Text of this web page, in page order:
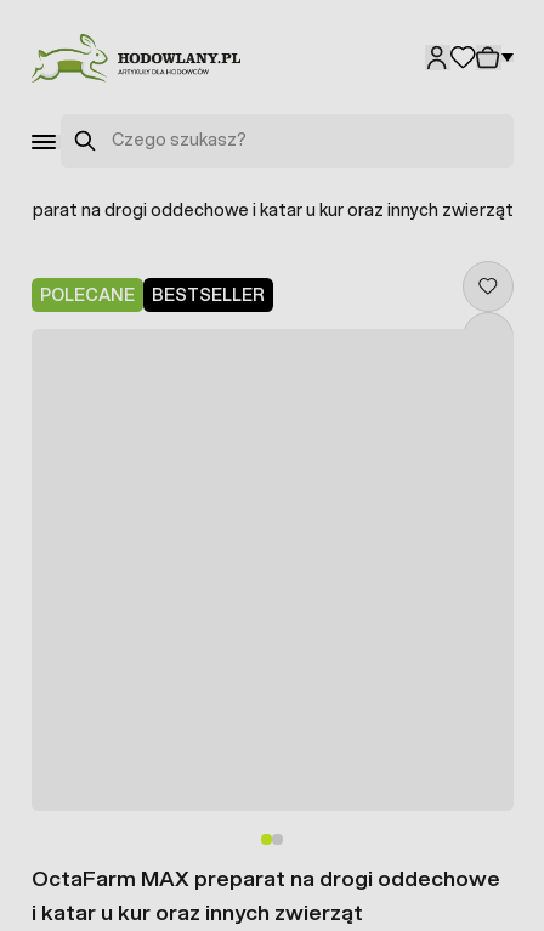
Szukaj
na drogi oddechowe i katar u kur oraz innych zwierząt
POLECANE BESTSELLER
OctaFarm MAX preparat na drogi oddechowe
i katar u kur oraz innych zwierząt